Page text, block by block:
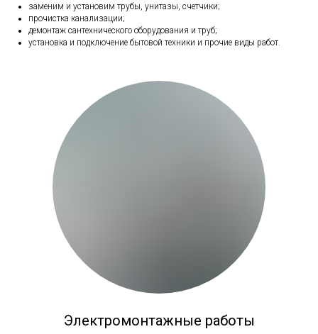
заменим и установим трубы, унитазы, счетчики;
прочистка канализации;
демонтаж сантехнического оборудования и труб;
установка и подключение бытовой техники и прочие виды работ.
Электромонтажные работы